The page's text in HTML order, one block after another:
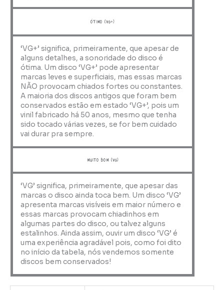
ótimo (VG+)
‘VG+’ significa, primeiramente, que apesar de
alguns detalhes, a sonoridade do disco é
ótima. Um disco ‘VG+’ pode apresentar
marcas leves e superficiais, mas essas marcas
NÃO provocam chiados fortes ou constantes.
A maioria dos discos antigos que foram bem
conservados estão em estado ‘VG+’, pois um
vinil fabricado há 50 anos, mesmo que tenha
sido tocado várias vezes, se for bem cuidado
vai durar pra sempre.
muito bom (VG)
‘VG’ significa, primeiramente, que apesar das
marcas o disco ainda toca bem. Um disco ‘VG’
apresenta marcas visíveis em maior número e
essas marcas provocam chiadinhos em
algumas partes do disco, ou talvez alguns
estalinhos. Ainda assim, ouvir um disco ‘VG’ é
uma experiência agradável pois, como foi dito
no início da tabela, nós vendemos somente
discos bem conservados!